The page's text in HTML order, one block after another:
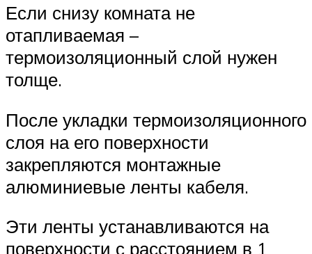
Если снизу комната не
отапливаемая –
термоизоляционный слой нужен
толще.
После укладки термоизоляционного
слоя на его поверхности
закрепляются монтажные
алюминиевые ленты кабеля.
Эти ленты устанавливаются на
поверхности с расстоянием в 1